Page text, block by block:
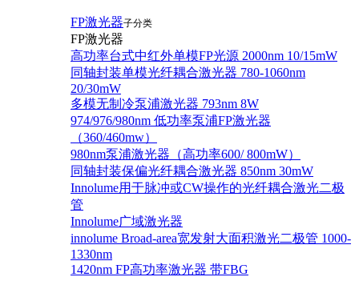
FP激光器子分类
FP激光器
高功率台式中红外单模FP光源 2000nm 10/15mW
同轴封装单模光纤耦合激光器 780-1060nm
20/30mW
多模无制冷泵浦激光器 793nm 8W
974/976/980nm 低功率泵浦FP激光器
（360/460mw）
980nm泵浦激光器（高功率600/ 800mW）
同轴封装保偏光纤耦合激光器 850nm 30mW
Innolume用于脉冲或CW操作的光纤耦合激光二极
管
Innolume广域激光器
innolume Broad-area宽发射大面积激光二极管 1000-
1330nm
1420nm FP高功率激光器 带FBG